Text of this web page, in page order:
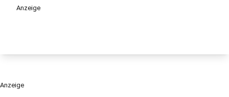
Anzeige
Anzeige